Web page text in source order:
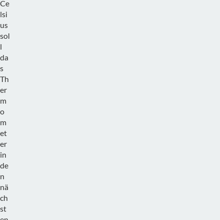
Ce
lsi
us
sol
l
da
s
Th
er
m
o
m
et
er
in
de
n
nä
ch
st